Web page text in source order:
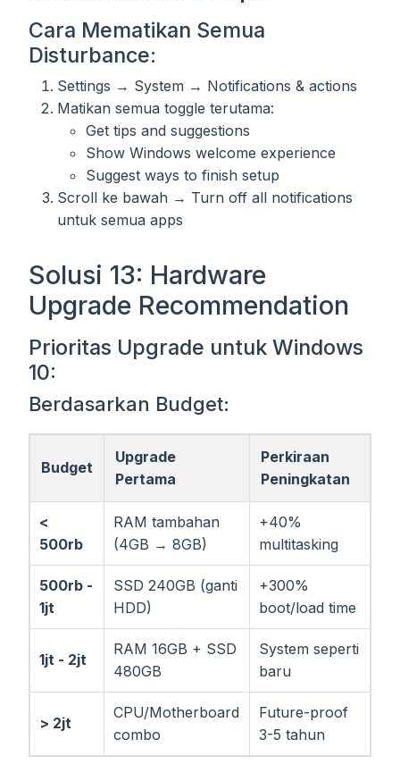
Cara Mematikan Semua
Disturbance:
Settings → System → Notifications & actions
Matikan semua toggle terutama:
Get tips and suggestions
Show Windows welcome experience
Suggest ways to finish setup
Scroll ke bawah → Turn off all notifications
untuk semua apps
Solusi 13: Hardware
Upgrade Recommendation
Prioritas Upgrade untuk Windows
10:
Berdasarkan Budget:
Budget
Upgrade
Pertama
Perkiraan
Peningkatan
<
500rb
RAM tambahan
(4GB → 8GB)
+40%
multitasking
500rb -
1jt
SSD 240GB (ganti
HDD)
+300%
boot/load time
1jt - 2jt
RAM 16GB + SSD
480GB
System seperti
baru
> 2jt
CPU/Motherboard
combo
Future-proof
3-5 tahun